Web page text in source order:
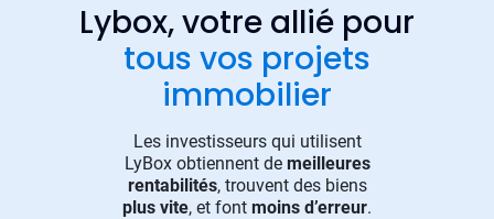
Lybox, votre allié pour
tous vos projets
immobilier
Les investisseurs qui utilisent
LyBox obtiennent de meilleures
rentabilités, trouvent des biens
plus vite, et font moins d’erreur.